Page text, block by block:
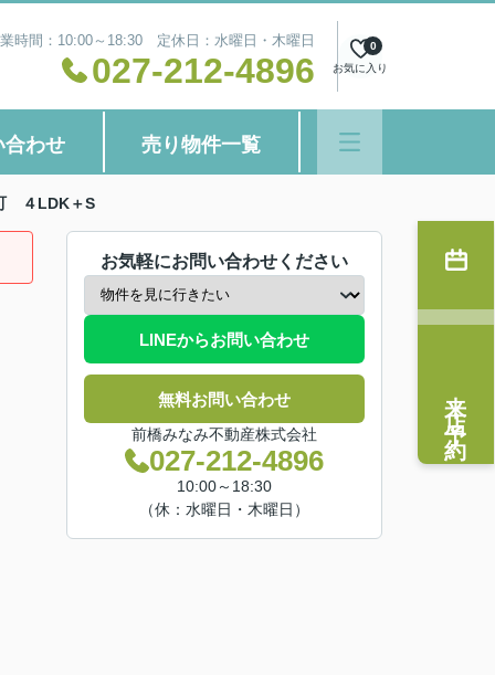
時間：10:00～18:30 定休日：水曜日・木曜日
027-212-4896 お気に入り
0
合わせ 売り物件一覧
４LDK＋S
お気軽にお問い合わせください
LINEからお問い合わせ
無料お問い合わせ
前橋みなみ不動産株式会社
027-212-4896
10:00～18:30
（休：水曜日・木曜日）
来店予約